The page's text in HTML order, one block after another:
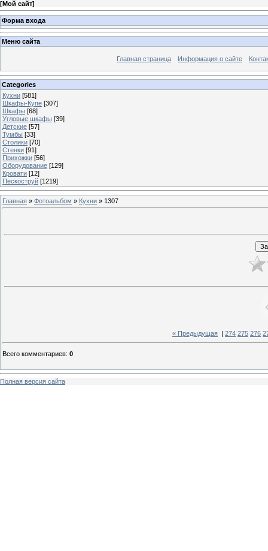
[Мой сайт]
Форма входа
Меню сайта
Главная страница Информация о сайте
Categories
Кухни [581]
Шкафы-Купе [307]
Шкафы [68]
Угловые шкафы [39]
Детские [57]
Тумбы [33]
Столики [70]
Стенки [91]
Прихожки [56]
Оборудование [129]
Кровати [12]
Пескоструй [1219]
Главная » Фотоальбом » Кухни » 1307
« Предыдущая 274 275 276
Всего комментариев: 0
Полная версия сайта